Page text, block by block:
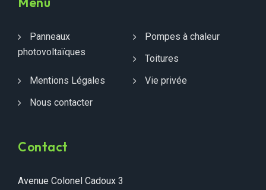
Panneaux
photovoltaïques
Pompes à chaleur
Toitures
Mentions Légales
Vie privée
Nous contacter
Contact
Avenue Colonel Cadoux 3